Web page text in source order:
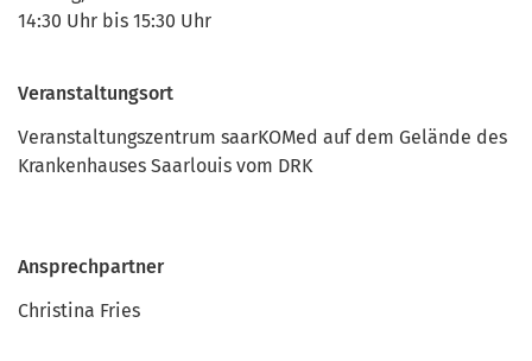
14:30 Uhr bis 15:30 Uhr
Veranstaltungsort
Veranstaltungszentrum saarKOMed auf dem Gelände des
Krankenhauses Saarlouis vom DRK
Ansprechpartner
Christina Fries